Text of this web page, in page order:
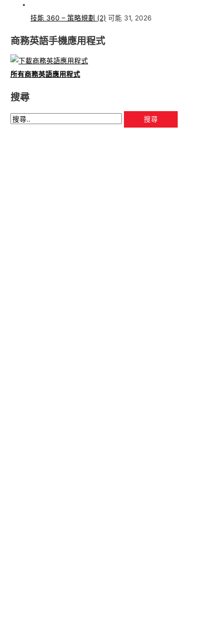
技能 360 – 策略規劃 (2) 可能 31, 2026
商務英語手機應用程式
所有商務英語應用程式
搜尋